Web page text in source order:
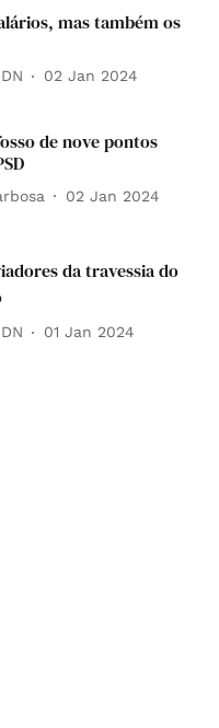
mas também os
02 Jan 2024
de nove pontos
02 Jan 2024
da travessia do
01 Jan 2024